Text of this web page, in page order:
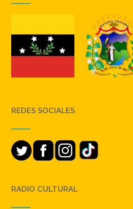
REDES SOCIALES
RADIO CULTURAL